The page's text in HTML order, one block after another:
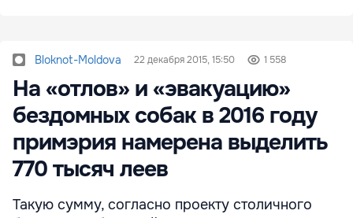
Bloknot-Moldova 22 декабря 2015, 15:50 1 558
На «отлов» и «эвакуацию»
бездомных собак в 2016 году
примэрия намерена выделить
770 тысяч леев
Такую сумму, согласно проекту столичного